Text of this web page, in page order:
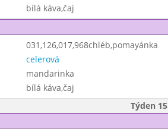
bílá káva,čaj
031,126,017,968chléb,pomayánka
celerová
mandarinka
bílá káva,čaj
Týden 15